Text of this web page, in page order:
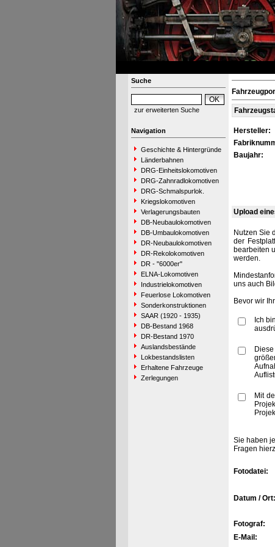
Suche
zur erweiterten Suche
Navigation
Geschichte & Hintergründe
Länderbahnen
DRG-Einheitslokomotiven
DRG-Zahnradlokomotiven
DRG-Schmalspurlok.
Kriegslokomotiven
Verlagerungsbauten
DB-Neubaulokomotiven
DB-Umbaulokomotiven
DR-Neubaulokomotiven
DR-Rekolokomotiven
DR - "6000er"
ELNA-Lokomotiven
Industrielokomotiven
Feuerlose Lokomotiven
Sonderkonstruktionen
SAAR (1920 - 1935)
DB-Bestand 1968
DR-Bestand 1970
Auslandsbestände
Lokbestandslisten
Erhaltene Fahrzeuge
Zerlegungen
Hersteller:
Baujahr:
Upload
Nutzen Sie
der
bearbeiten
werden.
uns auch
Bevor wir
Ich
Mit
Sie haben
Fragen
Fotodatei:
Datum / Ort:
Fotograf:
E-Mail: